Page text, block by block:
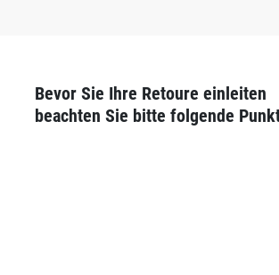
Bevor Sie Ihre Retoure einleiten
beachten Sie bitte folgende